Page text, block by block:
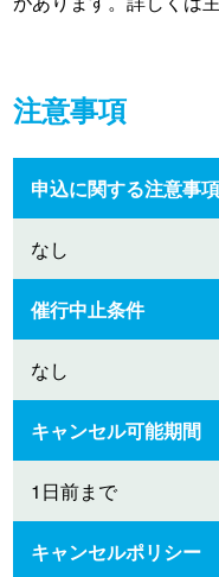
注意事項
申込に関する注意事項
なし
催行中止条件
なし
キャンセル可能期間
1日前まで
キャンセルポリシー